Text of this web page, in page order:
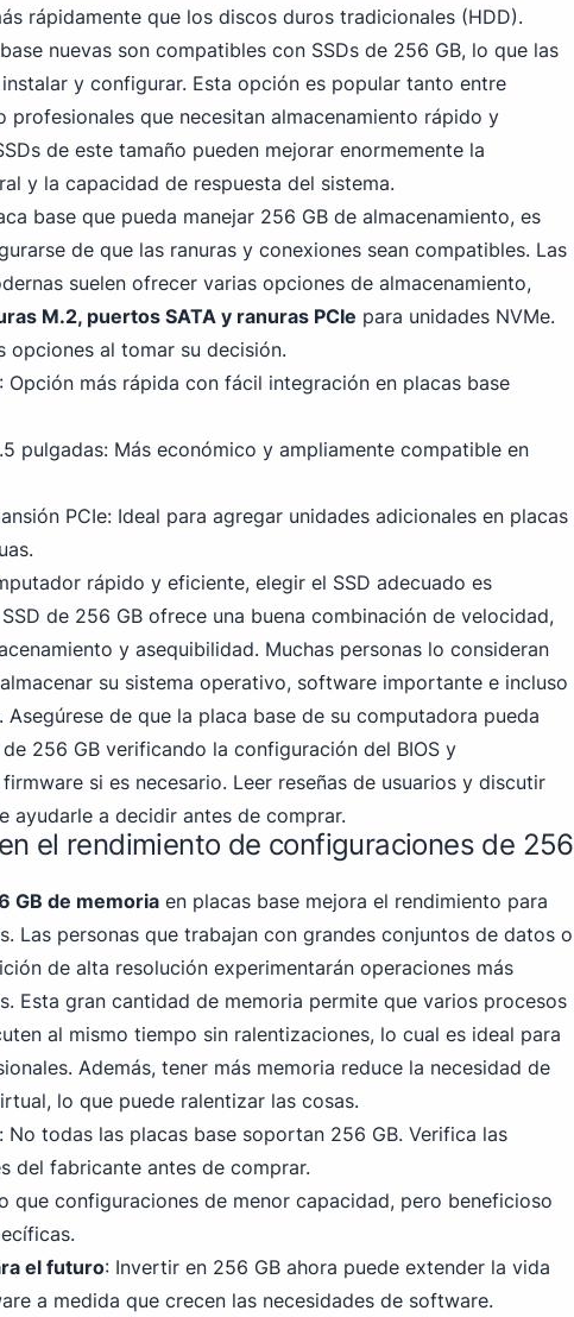
rápidamente que los discos duros tradicionales (HDD).
nuevas son compatibles con SSDs de 256 GB, lo que las
y configurar. Esta opción es popular tanto entre
profesionales que necesitan almacenamiento rápido y
de este tamaño pueden mejorar enormemente la
y la capacidad de respuesta del sistema.
base que pueda manejar 256 GB de almacenamiento, es
de que las ranuras y conexiones sean compatibles. Las
suelen ofrecer varias opciones de almacenamiento,
M.2, puertos SATA y ranuras PCIe para unidades NVMe.
opciones al tomar su decisión.
Opción más rápida con fácil integración en placas base
pulgadas: Más económico y ampliamente compatible en
PCIe: Ideal para agregar unidades adicionales en placas
rápido y eficiente, elegir el SSD adecuado es
de 256 GB ofrece una buena combinación de velocidad,
y asequibilidad. Muchas personas lo consideran
su sistema operativo, software importante e incluso
Asegúrese de que la placa base de su computadora pueda
de 256 GB verificando la configuración del BIOS y
si es necesario. Leer reseñas de usuarios y discutir
ayudarle a decidir antes de comprar.
el rendimiento de configuraciones de 256
GB de memoria en placas base mejora el rendimiento para
Las personas que trabajan con grandes conjuntos de datos o
de alta resolución experimentarán operaciones más
Esta gran cantidad de memoria permite que varios procesos
al mismo tiempo sin ralentizaciones, lo cual es ideal para
Además, tener más memoria reduce la necesidad de
lo que puede ralentizar las cosas.
No todas las placas base soportan 256 GB. Verifica las
del fabricante antes de comprar.
que configuraciones de menor capacidad, pero beneficioso
el futuro: Invertir en 256 GB ahora puede extender la vida
a medida que crecen las necesidades de software.